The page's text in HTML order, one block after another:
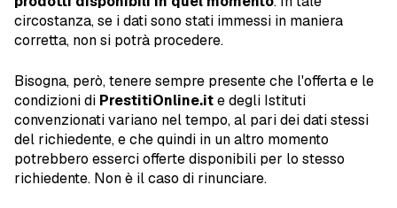
circostanza, se i dati sono stati immessi in maniera
corretta, non si potrà procedere.
Bisogna, però, tenere sempre presente che l'offerta e le
condizioni di PrestitiOnline.ite degli Istituti
convenzionati variano nel tempo, al pari dei dati stessi
del richiedente, e che quindi in un altro momento
potrebbero esserci offerte disponibili per lo stesso
richiedente. Non è il caso di rinunciare.